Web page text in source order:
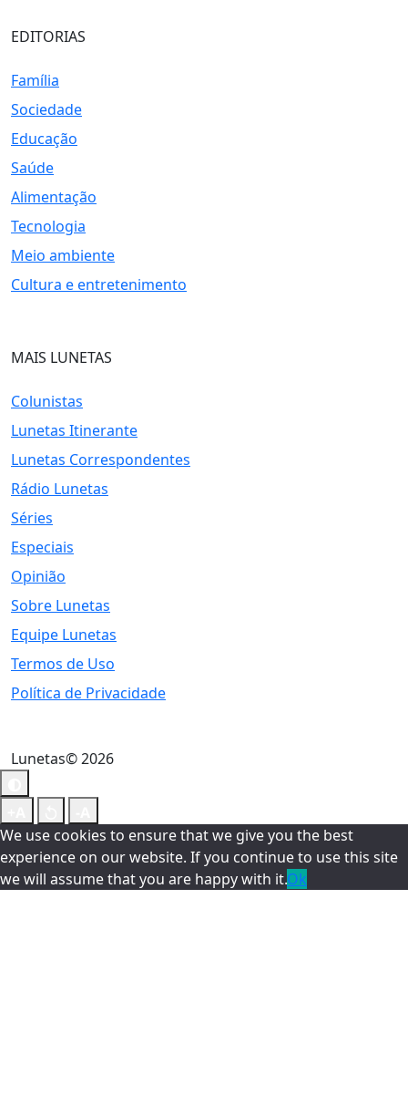
EDITORIAS
Família
Sociedade
Educação
Saúde
Alimentação
Tecnologia
Meio ambiente
Cultura e entretenimento
MAIS LUNETAS
Colunistas
Lunetas Itinerante
Lunetas Correspondentes
Rádio Lunetas
Séries
Especiais
Opinião
Sobre Lunetas
Equipe Lunetas
Termos de Uso
Política de Privacidade
Lunetas© 2026
We use cookies to ensure that we give you the best
experience on our website. If you continue to use this site
we will assume that you are happy with it.Ok